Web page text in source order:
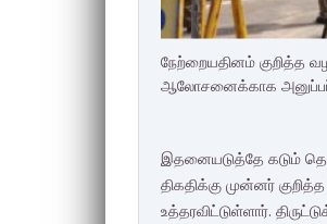
நேற்றையதினம் குறித்த
ஆலோசனைக்காக
இதனையடுத்தே கடும்
திகதிக்கு முன்னர்
உத்தரவிட்டுள்ளார்.